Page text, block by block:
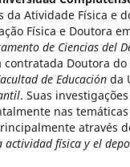
da Atividade Física e
Física e Doutora
de Ciencias del
Doutora do
de Educación da
. Suas
nas
através
actividad física y el